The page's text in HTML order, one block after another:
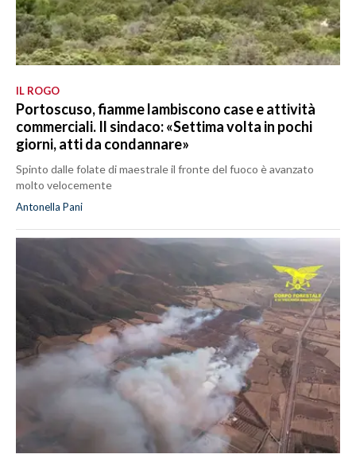
IL ROGO
Portoscuso, fiamme lambiscono case e attività
commerciali. Il sindaco: «Settima volta in pochi
giorni, atti da condannare»
Spinto dalle folate di maestrale il fronte del fuoco è avanzato
molto velocemente
Antonella Pani